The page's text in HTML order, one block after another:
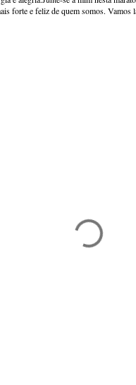
forte e feliz de quem somos. Vamos